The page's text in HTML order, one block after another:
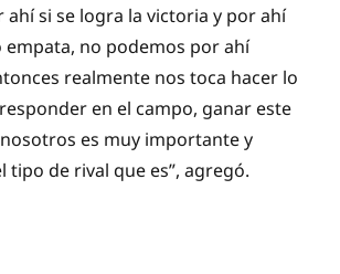
ahí si se logra la victoria y por ahí
empata, no podemos por ahí
realmente nos toca hacer lo
en el campo, ganar este
es muy importante y
tipo de rival que es”, agregó.